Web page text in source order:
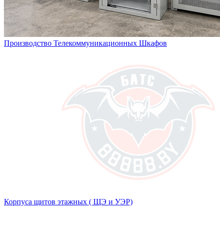
Производство Телекоммуникационных Шкафов
Корпуса щитов этажных ( ЩЭ и УЭР)